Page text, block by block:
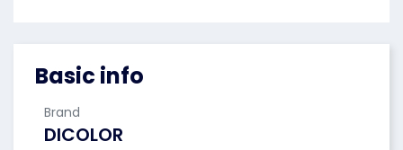
Basic info
Brand
DICOLOR